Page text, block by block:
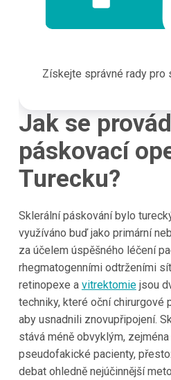
Získejte správné rady pro
Jak se
páskovací
Turecku?
Sklerální páskování bylo
využíváno buď jako primární
za účelem úspěšného léčení
rhegmatogenními odtrženími
retinopexe a vitrektomiejsou
techniky, které oční chirurgové
aby usnadnili znovupřipojení.
stává méně obvyklým,
pseudofakické pacienty,
debat ohledně nejúčinnější